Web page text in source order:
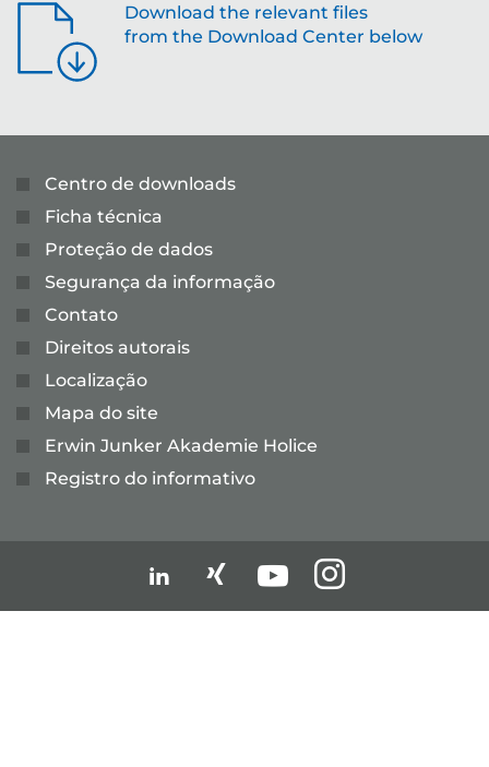
Download the relevant files
from the Download Center below
Centro de downloads
Ficha técnica
Proteção de dados
Segurança da informação
Contato
Direitos autorais
Localização
Mapa do site
Erwin Junker Akademie Holice
Registro do informativo